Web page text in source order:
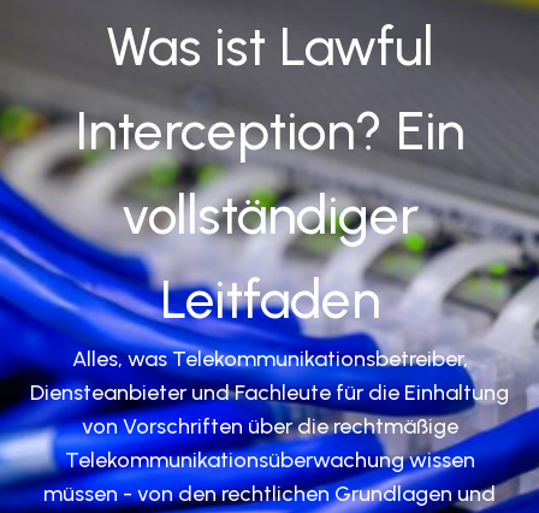
Was ist Lawful
Interception? Ein
vollständiger
Leitfaden
Alles, was Telekommunikationsbetreiber,
Diensteanbieter und Fachleute für die Einhaltung
von Vorschriften über die rechtmäßige
Telekommunikationsüberwachung wissen
müssen - von den rechtlichen Grundlagen und